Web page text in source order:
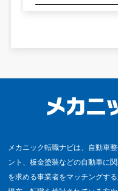
メカニック転職ナビは、自動車
ント、板金塗装などの自動車に
を求める事業者をマッチングす